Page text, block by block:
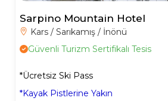
Sarpino Mountain Hotel
Kars / Sarıkamış / İnönü
Güvenli Turizm Sertifikalı Tesis
*Ücretsiz Ski Pass
*Kayak Pistlerine Yakın